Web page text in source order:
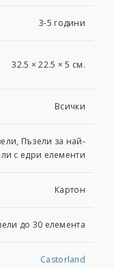
3-5 години
32.5 × 22.5 × 5 см.
Всички
Пъзели за най-
с едри елементи
Картон
до 30 елемента
Castorland